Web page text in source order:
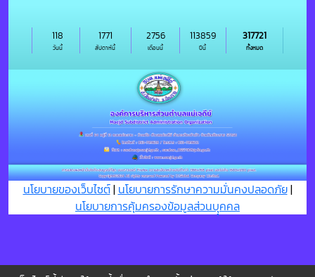
วันนี้
118
สัปดาห์นี้
1771
เดือนนี้
2756
ปีนี้
113859
ทั้งหมด
317721
นโยบายของเว็บไซต์| นโยบายการรักษาความมั่นคงปลอดภัย|
นโยบายการคุ้มครองข้อมูลส่วนบุุคคล